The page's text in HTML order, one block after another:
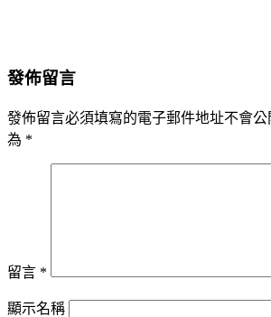
發佈留言
發佈留言必須填寫的電子郵件地址不會公
為 *
留言 *
顯示名稱